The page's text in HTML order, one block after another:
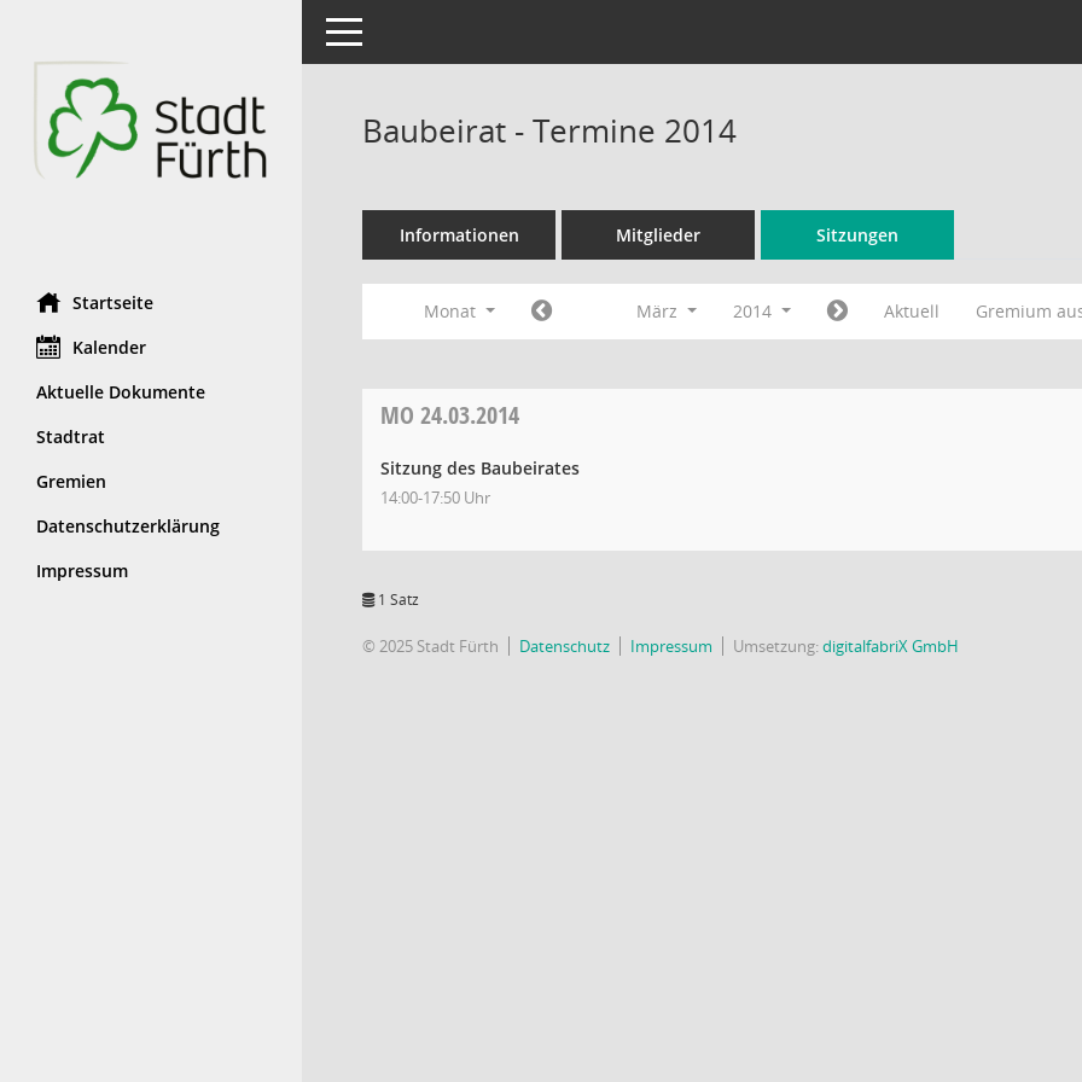
Startseite
Kalender
Aktuelle Dokumente
Stadtrat
Gremien
Datenschutzerklärung
Impressum
Toggle navigation
Baubeirat - Termine 2014
Informationen Mitglieder Sitzungen
Monat März 2014 Aktuell Gremium
MO 24.03.2014
Sitzung des Baubeirates
14:00-17:50 Uhr
1 Satz
© 2025 Stadt Fürth Datenschutz Impressum Umsetzung:digitalfabriX GmbH